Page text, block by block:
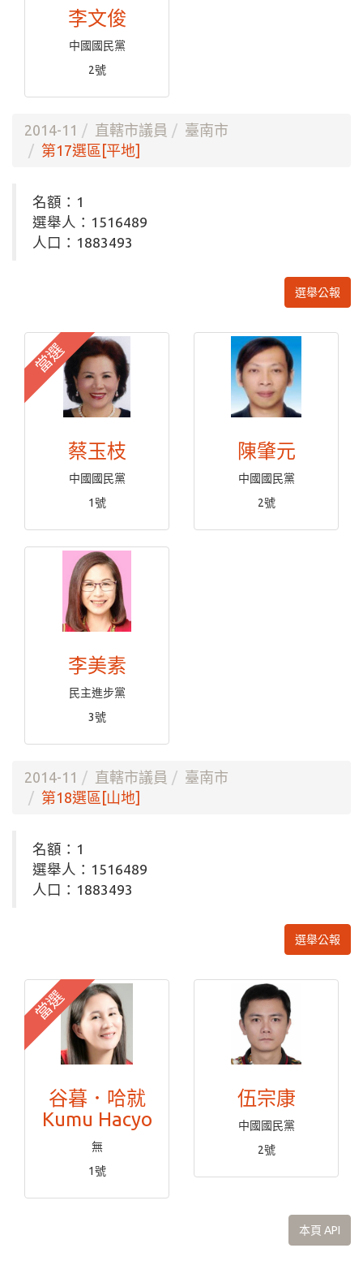
李文俊
中國國民黨
2號
2014-11 直轄市議員
臺南市
第17選區[平地]
名額：1
選舉人：1516489
人口：1883493
選舉公報
當選
蔡玉枝
中國國民黨
1號
陳肇元
中國國民黨
2號
李美素
民主進步黨
3號
2014-11 直轄市議員
臺南市
第18選區[山地]
名額：1
選舉人：1516489
人口：1883493
選舉公報
當選
谷暮．哈就
Kumu Hacyo
無
1號
伍宗康
中國國民黨
2號
本頁 API